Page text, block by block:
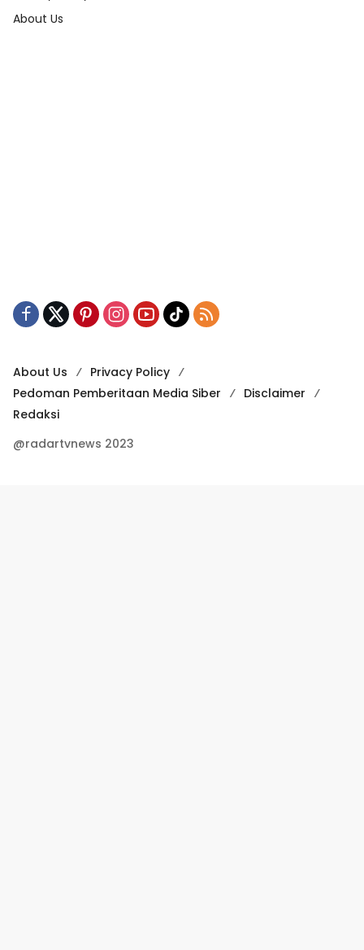
About Us
About Us
Privacy Policy
Pedoman Pemberitaan Media Siber
Disclaimer
Redaksi
@radartvnews 2023